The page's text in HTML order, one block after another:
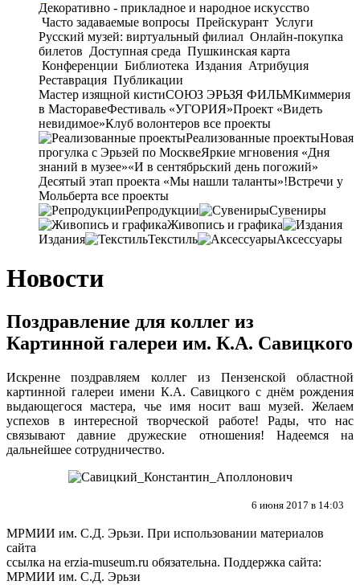
Декоративно - прикладное и народное искусство
Часто задаваемые вопросы Прейскурант Услуги
Русский музей: виртуальный филиал Онлайн-покупка
билетов Доступная среда Пушкинская карта
Конференции Библиотека Издания Атрибуция
Реставрация Публикации
Мастер изящной кистиСОЮЗ ЭРЬЗЯ ФИЛЬМКиммерия
в МасторавеФестиваль «УГОРИЯ»Проект «Видеть
невидимое»Клуб волонтеров все проекты
Реализованные проектыНовая
прогулка с Эрьзей по МосквеЯркие мгновения «Дня
знаний в музее»«И в сентябрьский день погожий»
Десятый этап проекта «Мы нашли таланты»!Встречи у
Мольберта все проекты
Репродукции
Сувениры
Живопись и графика
Издания
Текстиль Аксессуары
Новости
Поздравление для коллег из
Картинной галереи им. К.А. Савицкого
Искренне поздравляем коллег из Пензенской областной
картинной галереи имени К.А. Савицкого с днём рождения
выдающегося мастера, чье имя носит ваш музей. Желаем
успехов в интересной творческой работе! Рады, что нас
связывают давние дружеские отношения! Надеемся на
дальнейшее сотрудничество.
6 июня 2017 в 14:03
МРМИИ им. С.Д. Эрьзи. При использовании материалов
сайта
ссылка на erzia-museum.ru обязательна. Поддержка сайта:
МРМИИ им. С.Д. Эрьзи